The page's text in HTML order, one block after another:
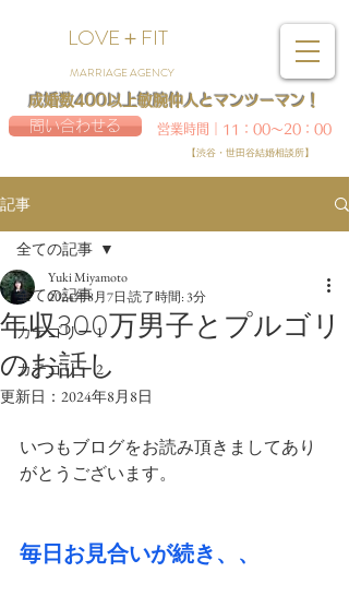
LOVE＋FIT
MARRIAGE AGENCY
問い合わせる
【渋谷・世田谷結婚相談所】
成婚数400以上敏腕仲人とマンツーマン！
営業時間｜11：00～20：00
記事
全ての記事
カテゴリー 1
カテゴリー 2
全ての記事
年収300万男子とプルゴリ
のお話し
Yuki Miyamoto
2024年8月7日 読了時間: 3分
更新日： 2024年8月8日
いつもブログをお読み頂きましてあり
がとうございます。
毎日お見合いが続き、、